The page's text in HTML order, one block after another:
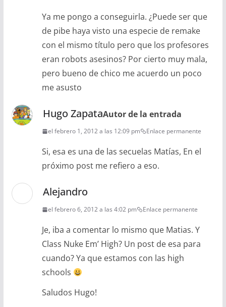
Ya me pongo a conseguirla. ¿Puede ser que
de pibe haya visto una especie de remake
con el mismo título pero que los profesores
eran robots asesinos? Por cierto muy mala,
pero bueno de chico me acuerdo un poco
me asusto
Hugo ZapataAutor de la entrada
el febrero 1, 2012 a las 12:09 pm Enlace permanente
Si, esa es una de las secuelas Matías, En el
próximo post me refiero a eso.
Alejandro
el febrero 6, 2012 a las 4:02 pm Enlace permanente
Je, iba a comentar lo mismo que Matias. Y
Class Nuke Em’ High? Un post de esa para
cuando? Ya que estamos con las high
schools
Saludos Hugo!